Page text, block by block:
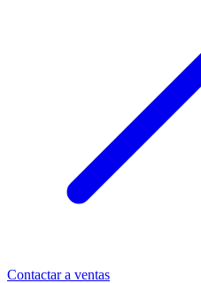
Contactar a ventas